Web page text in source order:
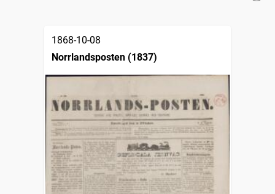
1868-10-08
Norrlandsposten (1837)